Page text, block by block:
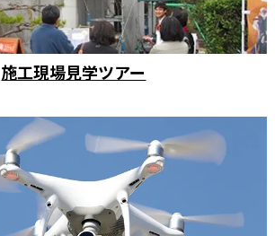
施工現場見学ツアー